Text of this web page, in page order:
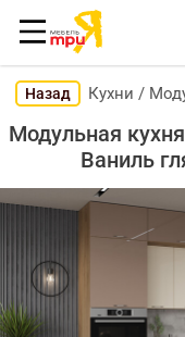
Назад Кухни /
Модульная
Ваниль